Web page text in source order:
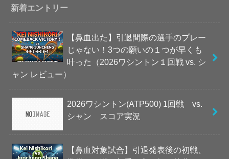
新着エントリー
【鼻血出た】引退間際の選手のプレー
じゃない！3つの願いの１つが早くも
叶った（2026ワシントン１回戦 vs. シ
ャン レビュー）
2026ワシントン(ATP500) 1回戦 vs.
シャン スコア実況
【鼻血対象試合】引退発表後の初戦、